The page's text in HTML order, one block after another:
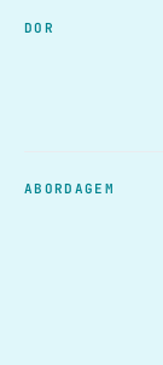
DOR
ABORDAGEM